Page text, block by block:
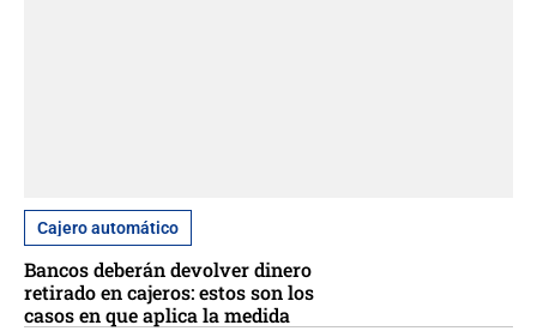
Cajero automático
Bancos deberán devolver dinero
retirado en cajeros: estos son los
casos en que aplica la medida